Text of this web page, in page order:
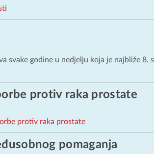
svake godine u nedjelju koja je najbliže 8.
protiv raka prostate
protiv raka prostate
pomaganja